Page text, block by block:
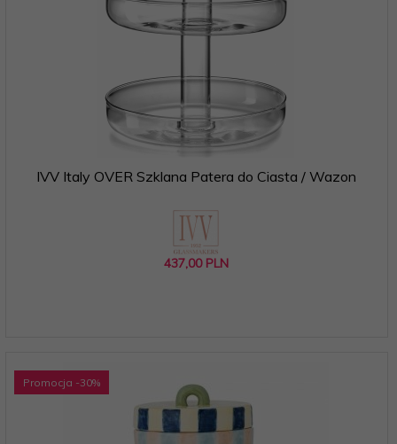
IVV Italy OVER Szklana Patera do Ciasta / Wazon
437,00 PLN
Promocja -30%